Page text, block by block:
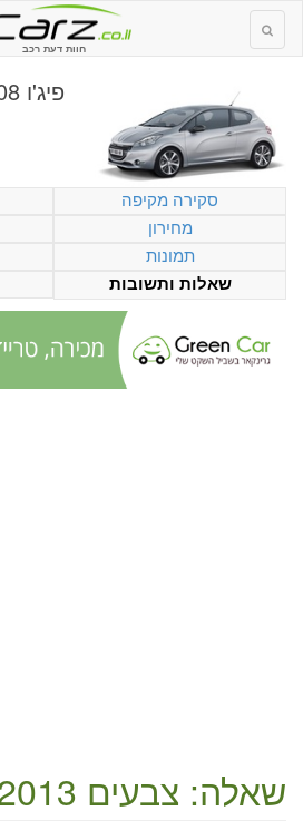
חוות דעת רכב
סקירה מקיפה
מחירון
תמונות
שאלות ותשובות
שאלה: צבעים 2013